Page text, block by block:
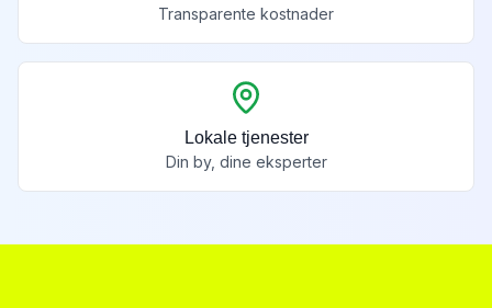
Transparente kostnader
Lokale tjenester
Din by, dine eksperter